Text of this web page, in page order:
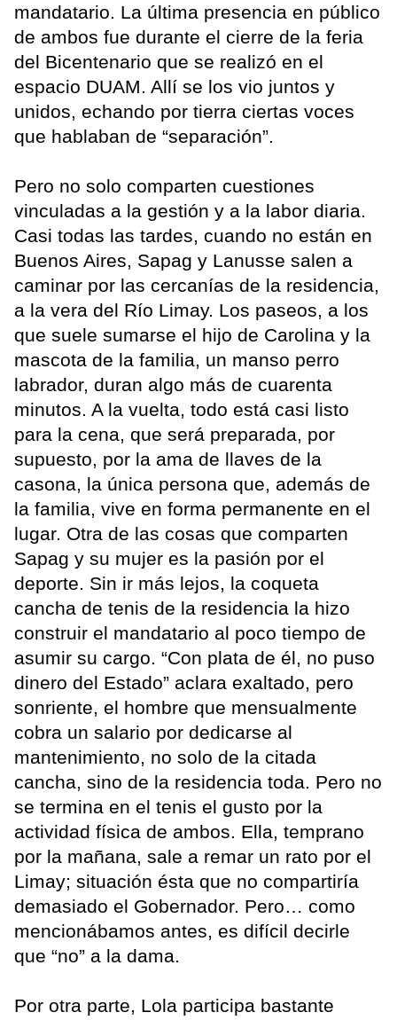
mandatario. La última presencia en público
de ambos fue durante el cierre de la feria
del Bicentenario que se realizó en el
espacio DUAM. Allí se los vio juntos y
unidos, echando por tierra ciertas voces
que hablaban de “separación”.
Pero no solo comparten cuestiones
vinculadas a la gestión y a la labor diaria.
Casi todas las tardes, cuando no están en
Buenos Aires, Sapag y Lanusse salen a
caminar por las cercanías de la residencia,
a la vera del Río Limay. Los paseos, a los
que suele sumarse el hijo de Carolina y la
mascota de la familia, un manso perro
labrador, duran algo más de cuarenta
minutos. A la vuelta, todo está casi listo
para la cena, que será preparada, por
supuesto, por la ama de llaves de la
casona, la única persona que, además de
la familia, vive en forma permanente en el
lugar. Otra de las cosas que comparten
Sapag y su mujer es la pasión por el
deporte. Sin ir más lejos, la coqueta
cancha de tenis de la residencia la hizo
construir el mandatario al poco tiempo de
asumir su cargo. “Con plata de él, no puso
dinero del Estado” aclara exaltado, pero
sonriente, el hombre que mensualmente
cobra un salario por dedicarse al
mantenimiento, no solo de la citada
cancha, sino de la residencia toda. Pero no
se termina en el tenis el gusto por la
actividad física de ambos. Ella, temprano
por la mañana, sale a remar un rato por el
Limay; situación ésta que no compartiría
demasiado el Gobernador. Pero… como
mencionábamos antes, es difícil decirle
que “no” a la dama.
Por otra parte, Lola participa bastante